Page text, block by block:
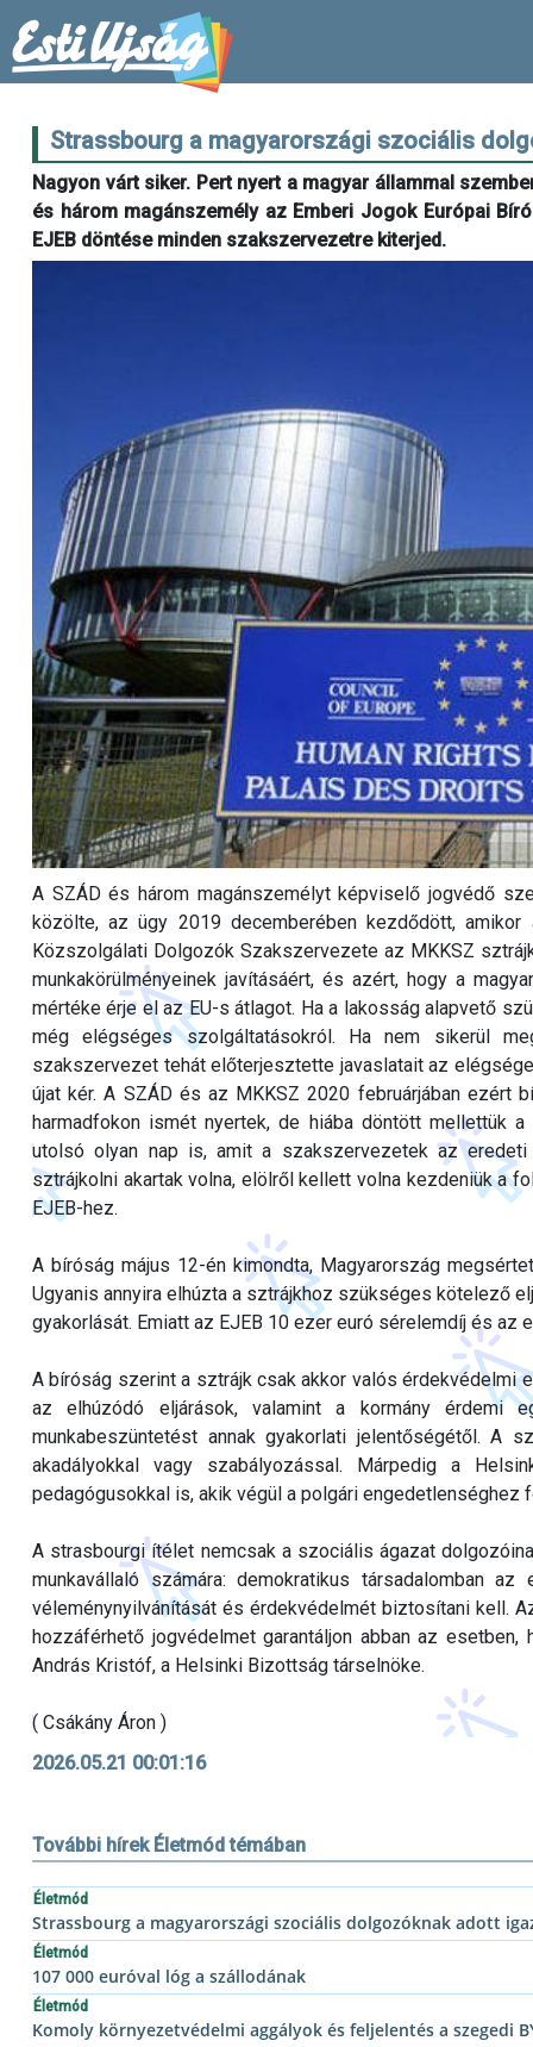
Strassbourg a magyarországi szociális
Nagyon várt siker. Pert nyert a magyar állammal
és három magánszemély az Emberi Jogok Európai
EJEB döntése minden szakszervezetre kiterjed.
A SZÁD és három magánszemélyt képviselő jogvédő
közölte, az ügy 2019 decemberében kezdődött,
Közszolgálati Dolgozók Szakszervezete az MKKSZ
munkakörülményeinek javításáért, és azért, hogy a
mértéke érje el az EU-s átlagot. Ha a lakosság alapvető
még elégséges szolgáltatásokról. Ha nem sikerül
szakszervezet tehát előterjesztette javaslatait az
újat kér. A SZÁD és az MKKSZ 2020 februárjában ezért
harmadfokon ismét nyertek, de hiába döntött mellettük
utolsó olyan nap is, amit a szakszervezetek az eredeti
sztrájkolni akartak volna, elölről kellett volna kezdeniük a
EJEB-hez.
A bíróság május 12-én kimondta, Magyarország
Ugyanis annyira elhúzta a sztrájkhoz szükséges kötelező
gyakorlását. Emiatt az EJEB 10 ezer euró sérelemdíj és
A bíróság szerint a sztrájk csak akkor valós érdekvédelmi
az elhúzódó eljárások, valamint a kormány érdemi
munkabeszüntetést annak gyakorlati jelentőségétől. A
akadályokkal vagy szabályozással. Márpedig a
pedagógusokkal is, akik végül a polgári engedetlenséghez
A strasbourgi ítélet nemcsak a szociális ágazat
munkavállaló számára: demokratikus társadalomban
véleménynyilvánítását és érdekvédelmét biztosítani kell.
hozzáférhető jogvédelmet garantáljon abban az
András Kristóf, a Helsinki Bizottság társelnöke.
( Csákány Áron )
2026.05.21 00:01:16
További hírek Életmód témában
Életmód
Strassbourg a magyarországi szociális dolgozóknak adott
Életmód
107 000 euróval lóg a szállodának
Életmód
Komoly környezetvédelmi aggályok és feljelentés a szegedi